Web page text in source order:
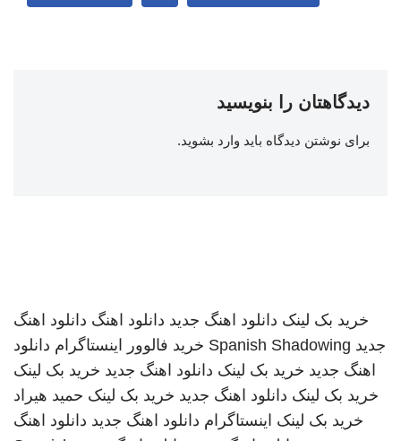
دیدگاهتان را بنویسید
برای نوشتن دیدگاه باید وارد بشوید.
خرید بک لینک دانلود اهنگ جدید دانلود اهنگ دانلود اهنگ
جدید Spanish Shadowing خرید فالوور اینستاگرام دانلود
اهنگ جدید خرید بک لینک دانلود اهنگ جدید خرید بک لینک
خرید بک لینک دانلود اهنگ جدید خرید بک لینک حمید هیراد
خرید بک لینک اینستاگرام دانلود اهنگ جدید دانلود اهنگ